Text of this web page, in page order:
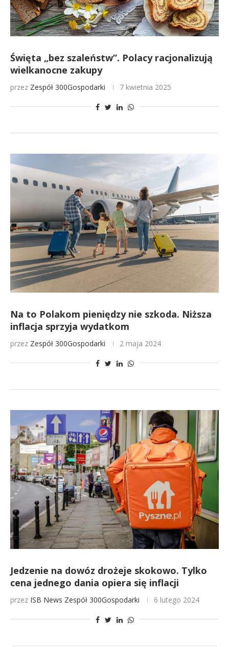
Święta „bez szaleństw”. Polacy racjonalizują
wielkanocne zakupy
przez Zespół 300Gospodarki 7 kwietnia 2025
Na to Polakom pieniędzy nie szkoda. Niższa
inflacja sprzyja wydatkom
przez Zespół 300Gospodarki 2 maja 2024
Jedzenie na dowóz drożeje skokowo. Tylko
cena jednego dania opiera się inflacji
przez ISB News Zespół 300Gospodarki 6 lutego 2024